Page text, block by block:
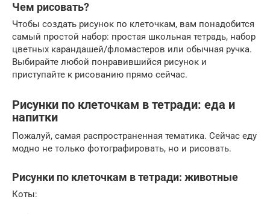
Чем рисовать?
Чтобы создать рисунок по клеточкам, вам понадобится
самый простой набор: простая школьная тетрадь, набор
цветных карандашей/фломастеров или обычная ручка.
Выбирайте любой понравившийся рисунок и
приступайте к рисованию прямо сейчас.
Рисунки по клеточкам в тетради: еда и
напитки
Пожалуй, самая распространенная тематика. Сейчас еду
модно не только фотографировать, но и рисовать.
Рисунки по клеточкам в тетради: животные
Коты: